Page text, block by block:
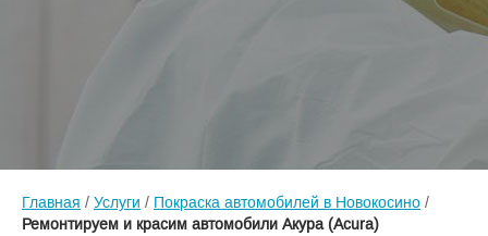
Главная / Услуги / Покраска автомобилей в Новокосино /
Ремонтируем и красим автомобили Акура (Acura)